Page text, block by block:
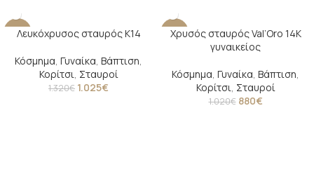
-22%
Λευκόχρυσος σταυρός Κ14
Κόσμημα, Γυναίκα, Βάπτιση,
Κορίτσι, Σταυροί
1.320€ 1.025€
-14%
Χρυσός σταυρός Val’Oro 14Κ
γυναικείος
Κόσμημα, Γυναίκα, Βάπτιση,
Κορίτσι, Σταυροί
1.020€ 880€